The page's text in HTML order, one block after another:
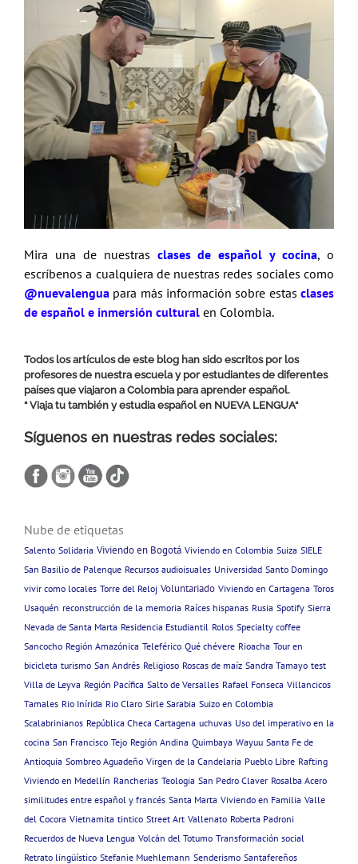
Mira una de nuestras clases de español y cocina, o
escríbenos a cualquiera de nuestras redes sociales como
@nuevalengua para más información sobre estas clases
de español e inmersión cultural en Colombia.
Todos los artículos de este blog han sido escritos por los
profesores de nuestra escuela y por estudiantes de diferentes
países que viajaron a Colombia para aprender español.
“ Viaja tu también y estudia español en NUEVA LENGUA“
Síguenos en nuestras redes sociales:
Nube de etiquetas
Salento Solidaria Viviendo en Bogotá Viviendo en Colombia Suiza SIELE
San Basilio de Palenque Recursos audioisuales Universidad Santo Domingo
vivir como locales Torre del Reloj Voluntariado Viviendo en Cartagena Toros
Usaquén reconstrucción de la memoria Raíces hispanas Rusia Spotify Sierra
Nevada de Santa Marta Residencia Estudiantil Rolos Specialty coffee
Sancocho Región Amazónica Teleférico Qué chévere Rioacha Tour en
bicicleta turismo San Andrés Religioso Roscas de maíz Sandra Tamayo test
Villa de Leyva Región Pacífica Salto de Versalles Rafael Fonseca Villancicos
Tamales Rio Inírida Rio Claro Sirle Sarabia Suizo en Colombia
Scalabrinianos República Checa Cartagena uchuvas Uso del imperativo en la
cocina San Francisco Tejo Región Andina Quimbaya Wayuu Santa Fe de
Antioquia Sombreo Aguadeño Virgen de la Candelaria Pueblo Libre Rafting
Viviendo en Medellín Rancherias Teologia San Pedro Claver Rosalba Acero
similitudes entre español y francés Santa Marta Viviendo en Familia Valle
del Cocora Vietnamita tintico Street Art Vallenato Roberta Padroni
Recuerdos de Nueva Lengua Volcán del Totumo Transformación social
Retrato lingüístico Stefanie Muehlemann Senderismo Santafereños